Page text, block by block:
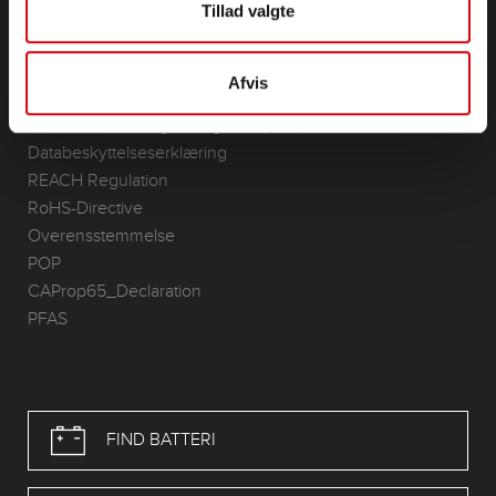
Tillad valgte
Afvis
KONTAKT
Databeskyttelseserklæring
REACH Regulation
RoHS-Directive
Overensstemmelse
POP
CAProp65_Declaration
PFAS
FIND BATTERI